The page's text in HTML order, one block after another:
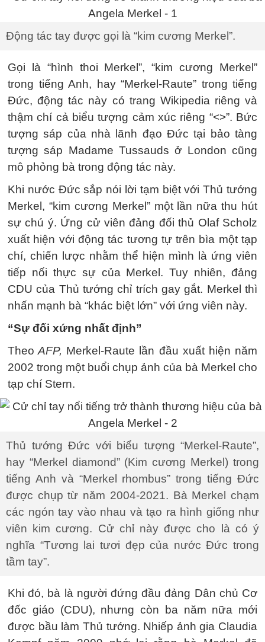
Động tác tay được gọi là “kim cương Merkel”.
Gọi là “hình thoi Merkel”, “kim cương Merkel”
trong tiếng Anh, hay “Merkel-Raute” trong tiếng
Đức, động tác này có trang Wikipedia riêng và
thậm chí cả biểu tượng cảm xúc riêng “<>”. Bức
tượng sáp của nhà lãnh đạo Đức tại bảo tàng
tượng sáp Madame Tussauds ở London cũng
mô phỏng bà trong động tác này.
Khi nước Đức sắp nói lời tạm biệt với Thủ tướng
Merkel, “kim cương Merkel” một lần nữa thu hút
sự chú ý. Ứng cử viên đảng đối thủ Olaf Scholz
xuất hiện với động tác tương tự trên bìa một tạp
chí, chiến lược nhằm thể hiện mình là ứng viên
tiếp nối thực sự của Merkel. Tuy nhiên, đảng
CDU của Thủ tướng chỉ trích gay gắt. Merkel thì
nhấn mạnh bà “khác biệt lớn” với ứng viên này.
“Sự đối xứng nhất định”
Theo AFP, Merkel-Raute lần đầu xuất hiện năm
2002 trong một buổi chụp ảnh của bà Merkel cho
tạp chí Stern.
Thủ tướng Đức với biểu tượng “Merkel-Raute”,
hay “Merkel diamond” (Kim cương Merkel) trong
tiếng Anh và “Merkel rhombus” trong tiếng Đức
được chụp từ năm 2004-2021. Bà Merkel chạm
các ngón tay vào nhau và tạo ra hình giống như
viên kim cương. Cử chỉ này được cho là có ý
nghĩa “Tương lai tươi đẹp của nước Đức trong
tầm tay”.
Khi đó, bà là người đứng đầu đảng Dân chủ Cơ
đốc giáo (CDU), nhưng còn ba năm nữa mới
được bầu làm Thủ tướng. Nhiếp ảnh gia Claudia